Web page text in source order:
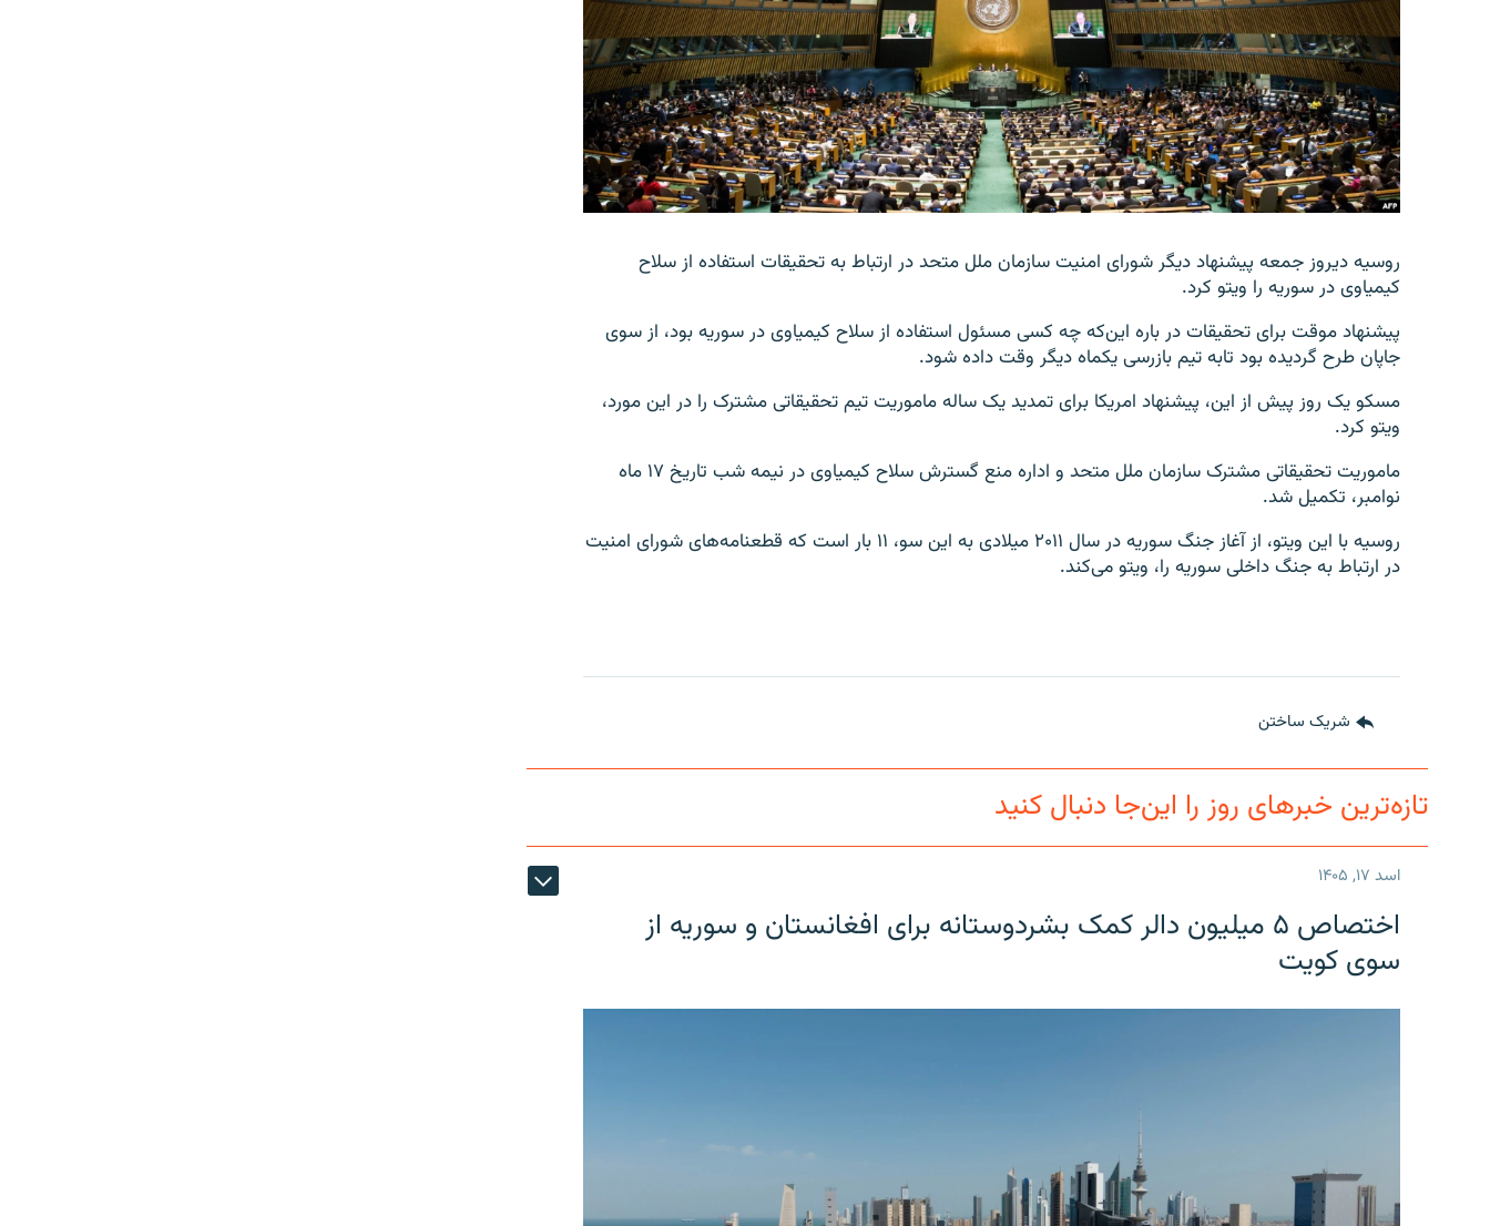
روسیه دیروز جمعه پیشنهاد دیگر شورای امنیت سازمان ملل متحد در ارتباط به تحقیقات استفاده از سلاح
کیمیاوی در سوریه را ویتو کرد.
پیشنهاد موقت برای تحقیقات در باره این‌که چه کسی مسئول استفاده از سلاح کیمیاوی در سوریه بود، از سوی
جاپان طرح گردیده بود تابه تیم بازرسی یکماه دیگر وقت داده شود.
مسکو یک روز پیش از این، پیشنهاد امریکا برای تمدید یک ساله ماموریت تیم تحقیقاتی مشترک را در این مورد،
ویتو کرد.
ماموریت تحقیقاتی مشترک سازمان ملل متحد و اداره منع گسترش سلاح کیمیاوی در نیمه شب تاریخ ۱۷ ماه
نوامبر، تکمیل شد.
روسیه با این ویتو، از آغاز جنگ سوریه در سال ۲۰۱۱ میلادی به این سو، ۱۱ بار است که قطعنامه‌های شورای امنیت
در ارتباط به جنگ داخلی سوریه را، ویتو می‌کند.
شریک ساختن
تازه‌ترین خبرهای روز را این‌جا دنبال کنید
اسد ۱۷, ۱۴۰۵
اختصاص ۵ میلیون دالر کمک بشردوستانه برای افغانستان و سوریه از
سوی کویت